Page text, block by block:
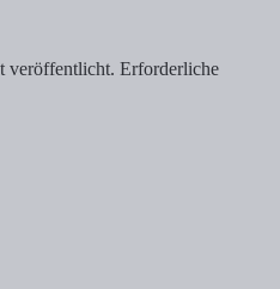
veröffentlicht. Erforderliche